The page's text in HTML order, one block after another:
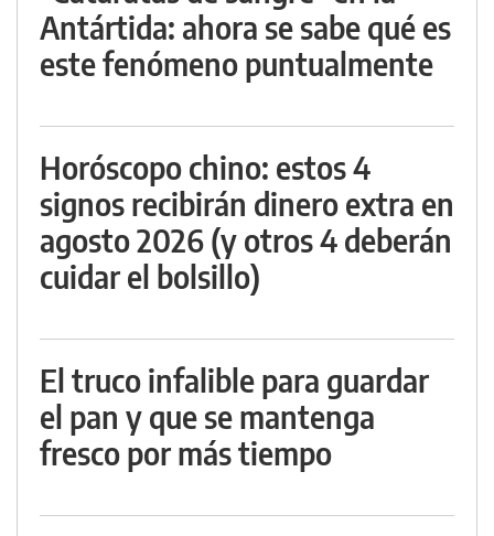
Antártida: ahora se sabe qué es
este fenómeno puntualmente
Horóscopo chino: estos 4
signos recibirán dinero extra en
agosto 2026 (y otros 4 deberán
cuidar el bolsillo)
El truco infalible para guardar
el pan y que se mantenga
fresco por más tiempo